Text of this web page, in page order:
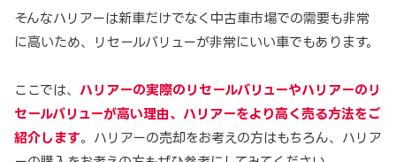
そんなハリアーは新車だけでなく中古車市場での需要も非常
に高いため、リセールバリューが非常にいい車でもあります。
ここでは、 ハリアーの実際のリセールバリューやハリアーのリ
セールバリューが高い理由、ハリアーをより高く売る方法をご
紹介します。ハリアーの売却をお考えの方はもちろん、ハリア